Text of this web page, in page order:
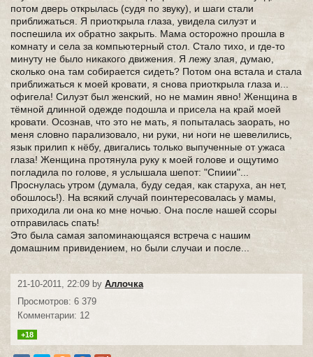
потом дверь открылась (судя по звуку), и шаги стали
приближаться. Я приоткрыла глаза, увидела силуэт и
поспешила их обратно закрыть. Мама осторожно прошла в
комнату и села за компьютерный стол. Стало тихо, и где-то
минуту не было никакого движения. Я лежу злая, думаю,
сколько она там собирается сидеть? Потом она встала и стала
приближаться к моей кровати, я снова приоткрыла глаза и...
офигела! Силуэт был женский, но не мамин явно! Женщина в
тёмной длинной одежде подошла и присела на край моей
кровати. Осознав, что это не мать, я попыталась заорать, но
меня словно парализовало, ни руки, ни ноги не шевелились,
язык прилип к нёбу, двигались только выпученные от ужаса
глаза! Женщина протянула руку к моей голове и ощутимо
погладила по голове, я услышала шепот: "Спиии"...
Проснулась утром (думала, буду седая, как старуха, ан нет,
обошлось!). На всякий случай поинтересовалась у мамы,
приходила ли она ко мне ночью. Она после нашей ссоры
отправилась спать!
Это была самая запоминающаяся встреча с нашим
домашним привидением, но были случаи и после...
21-10-2011, 22:09 by Аллочка
Просмотров: 6 379
Комментарии: 12
+18